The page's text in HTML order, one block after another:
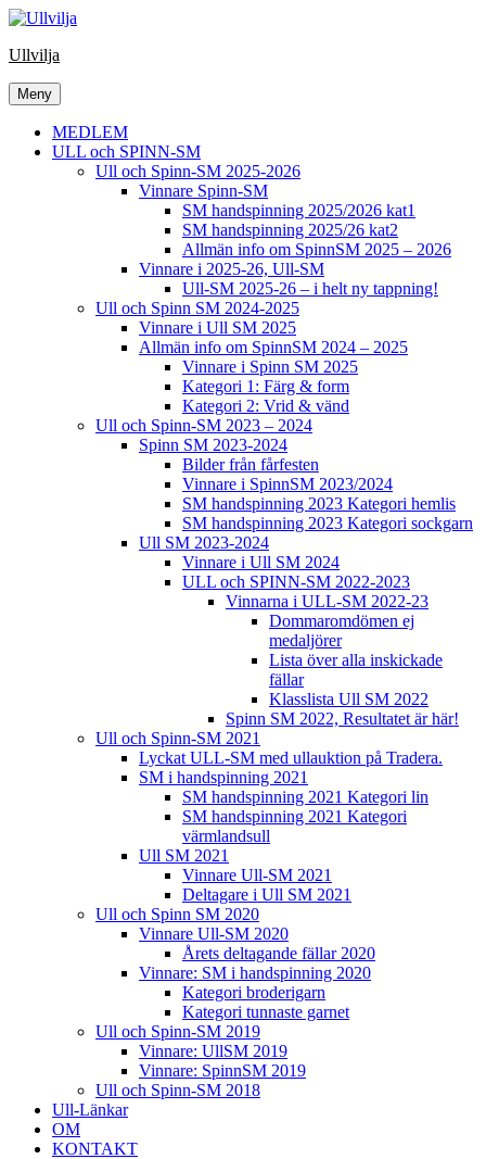
Hoppa
innehåll
Ullvilja
Meny
MEDLEM
ULL och SPINN-SM
Ull och Spinn-SM 2025-2026
Vinnare Spinn-SM
SM handspinning 2025/2026 kat1
SM handspinning 2025/26 kat2
Allmän info om SpinnSM 2025 – 2026
Vinnare i 2025-26, Ull-SM
Ull-SM 2025-26 – i helt ny tappning!
Ull och Spinn SM 2024-2025
Vinnare i Ull SM 2025
Allmän info om SpinnSM 2024 – 2025
Vinnare i Spinn SM 2025
Kategori 1: Färg & form
Kategori 2: Vrid & vänd
Ull och Spinn-SM 2023 – 2024
Spinn SM 2023-2024
Bilder från fårfesten
Vinnare i SpinnSM 2023/2024
SM handspinning 2023 Kategori hemlis
SM handspinning 2023 Kategori sockgarn
Ull SM 2023-2024
Vinnare i Ull SM 2024
ULL och SPINN-SM 2022-2023
Vinnarna i ULL-SM 2022-23
Dommaromdömen ej
medaljörer
Lista över alla inskickade
fällar
Klasslista Ull SM 2022
Spinn SM 2022, Resultatet är här!
Ull och Spinn-SM 2021
Lyckat ULL-SM med ullauktion på Tradera.
SM i handspinning 2021
SM handspinning 2021 Kategori lin
SM handspinning 2021 Kategori
värmlandsull
Ull SM 2021
Vinnare Ull-SM 2021
Deltagare i Ull SM 2021
Ull och Spinn SM 2020
Vinnare Ull-SM 2020
Årets deltagande fällar 2020
Vinnare: SM i handspinning 2020
Kategori broderigarn
Kategori tunnaste garnet
Ull och Spinn-SM 2019
Vinnare: UllSM 2019
Vinnare: SpinnSM 2019
Ull och Spinn-SM 2018
Ull-Länkar
OM
KONTAKT